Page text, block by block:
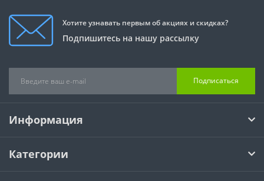
Хотите узнавать первым об акциях и скидках?
Подпишитесь на нашу рассылку
Подписаться
Информация
Категории